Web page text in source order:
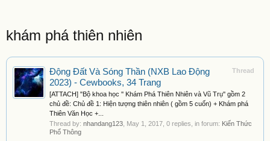
khám phá thiên nhiên
Thread
Động Đất Và Sóng Thần (NXB Lao Động
2023) - Cewbooks, 34 Trang
[ATTACH] "Bộ khoa học '' Khám Phá Thiên Nhiên và Vũ Trụ'' gồm 2
chủ đề: Chủ đề 1: Hiện tượng thiên nhiên ( gồm 5 cuốn) + Khám phá
Thiên Văn Học +...
Thread by: nhandang123 May 1, 2017 , 0 replies, in forum: Kiến Thức
Phổ Thông